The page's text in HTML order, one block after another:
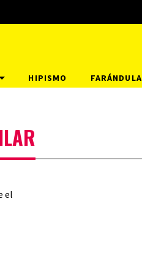
HIPISMO FARÁNDULA